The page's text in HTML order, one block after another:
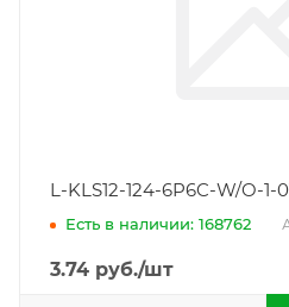
L-KLS12-124-6P6C-W/O-1-
Есть в наличии: 168762
3.74 руб./шт